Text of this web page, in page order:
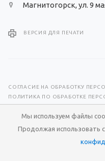
Магнитогорск, ул. 9
ВЕРСИЯ ДЛЯ ПЕЧАТИ
СОГЛАСИЕ НА ОБРАБОТКУ
ПОЛИТИКА ПО ОБРАБОТКЕ
© 2026 Научно-
RuMaster
Мы используем файлы
Продолжая использовать